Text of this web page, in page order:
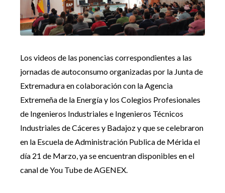
Los videos de las ponencias correspondientes a las
jornadas de autoconsumo organizadas por la Junta de
Extremadura en colaboración con la Agencia
Extremeña de la Energía y los Colegios Profesionales
de Ingenieros Industriales e Ingenieros Técnicos
Industriales de Cáceres y Badajoz y que se celebraron
en la Escuela de Administración Publica de Mérida el
día 21 de Marzo, ya se encuentran disponibles en el
canal de You Tube de AGENEX.